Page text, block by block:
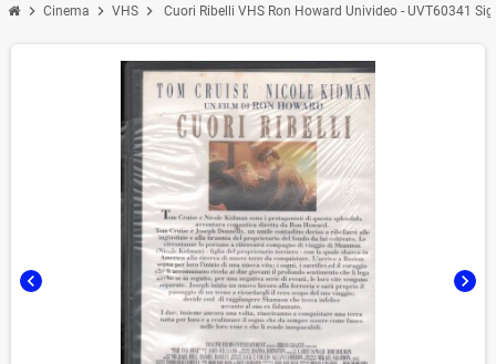
chevron_right Cinema chevron_right VHS chevron_right Cuori Ribelli VHS Ron Howard Univideo - UVT60341
chevron_left chevron_right